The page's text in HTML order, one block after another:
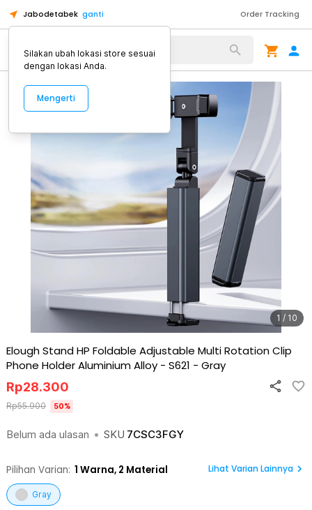
Jabodetabek ganti Order Tracking
Alat Kopi
1 / 10
Elough Stand HP Foldable Adjustable Multi Rotation Clip
Phone Holder Aluminium Alloy - S621 - Gray
Belum ada ulasan • SKU 7CSC3FGY
Rp28.300
Rp55.900 50%
Pilihan Varian: 1 Warna, 2 Material Lihat Varian Lainnya
Gray
Silakan ubah lokasi store sesuai
dengan lokasi Anda.
Mengerti